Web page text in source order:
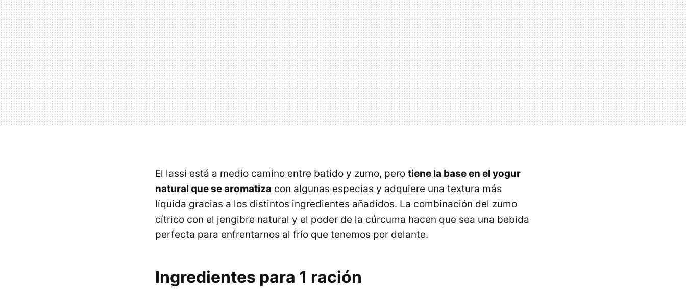
El lassi está a medio camino entre batido y zumo, pero tiene la base en el yogur
natural que se aromatiza con algunas especias y adquiere una textura más
líquida gracias a los distintos ingredientes añadidos. La combinación del zumo
cítrico con el jengibre natural y el poder de la cúrcuma hacen que sea una bebida
perfecta para enfrentarnos al frío que tenemos por delante.
Ingredientes para 1 ración